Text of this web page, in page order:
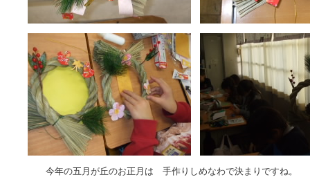
今年の五月が丘のお正月は 手作りしめなわで決まりですね。